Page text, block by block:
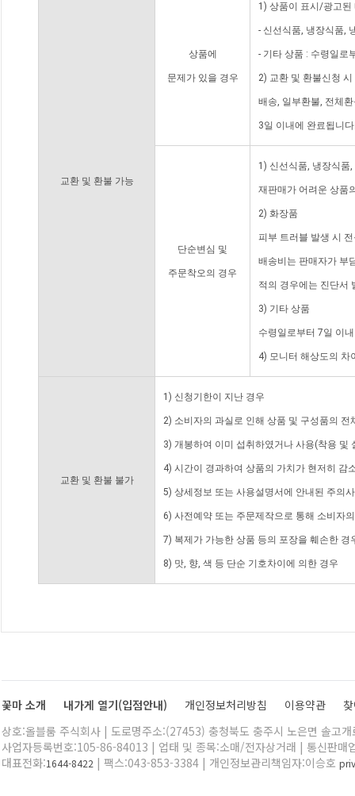
교환 및 환불 가능
상품에
문제가 있을 경우
1) 상품이 표시/광고된
- 신선식품, 냉장식품,
- 기타 상품 : 수령일로
2) 교환 및 환불신청
배송, 일부환불, 전체
3일 이내에 완료됩니
단순변심 및
주문착오의 경우
1) 신선식품, 냉장식품
재판매가 어려운 상품
2) 화장품
피부 트러블 발생 시
배송비는 판매자가 부
적의 경우에는 진단서
3) 기타 상품
수령일로부터 7일 이
4) 모니터 해상도의 차
교환 및 환불 불가
1) 신청기한이 지난 경우
2) 소비자의 과실로 인해 상품 및 구성품의
3) 개봉하여 이미 섭취하였거나 사용(착용 및
4) 시간이 경과하여 상품의 가치가 현저히 감
5) 상세정보 또는 사용설명서에 안내된 주의
6) 사전예약 또는 주문제작으로 통해 소비자
7) 복제가 가능한 상품 등의 포장을 훼손한 경
8) 맛, 향, 색 등 단순 기호차이에 의한 경우
꽃마 소개 내가게 열기(입점안내) 개인정보처리방침 이용약관
상호:올블룸 주식회사 | 도로명주소:(27453) 충청북도 충주시 노은면 솔고
사업자등록번호:105-86-84013 | 업태 및 종목:소매/전자상거래 | 통신판매
대표전화:1644-8422 | 팩스:043-853-3384 | 개인정보관리책임자:이승호